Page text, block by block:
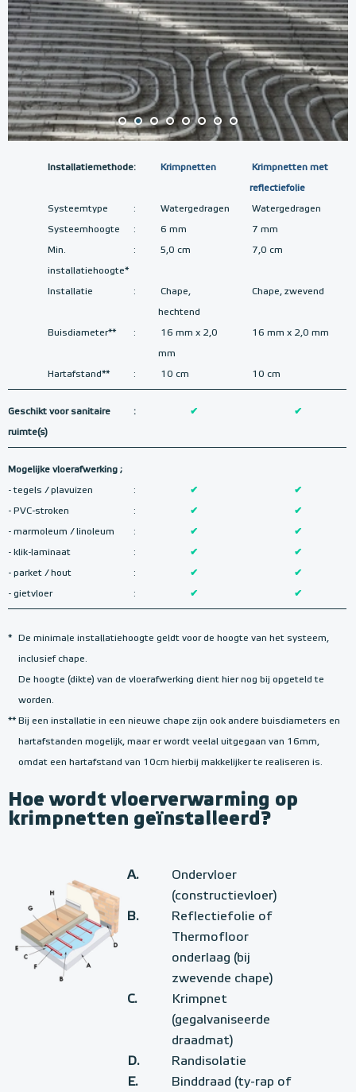
Installatiemethode: Krimpnetten Krimpnetten met
reflectiefolie
Systeemtype : Watergedragen Watergedragen
Systeemhoogte : 6 mm 7 mm
Min.
installatiehoogte*
: 5,0 cm 7,0 cm
Installatie : Chape,
hechtend
Chape, zwevend
Buisdiameter** : 16 mm x 2,0
mm
16 mm x 2,0 mm
Hartafstand** : 10 cm 10 cm
Geschikt voor sanitaire
ruimte(s)
: ✔ ✔
Mogelijke vloerafwerking ;
- tegels / plavuizen
- PVC-stroken
- marmoleum / linoleum
- klik-laminaat
- parket / hout
- gietvloer
:
:
:
:
:
:
✔
✔
✔
✔
✔
✔
✔
✔
✔
✔
✔
✔
* De minimale installatiehoogte geldt voor de hoogte van het systeem,
inclusief chape.
De hoogte (dikte) van de vloerafwerking dient hier nog bij opgeteld te
worden.
** Bij een installatie in een nieuwe chape zijn ook andere buisdiameters en
hartafstanden mogelijk, maar er wordt veelal uitgegaan van 16mm,
omdat een hartafstand van 10cm hierbij makkelijker te realiseren is.
Hoe wordt vloerverwarming op
krimpnetten geïnstalleerd?
A.
Ondervloer
(constructievloer)
B.
Reflectiefolie of
Thermofloor
onderlaag (bij
zwevende chape)
C.
Krimpnet
(gegalvaniseerde
draadmat)
D.
Randisolatie
E.
Binddraad (ty-rap of